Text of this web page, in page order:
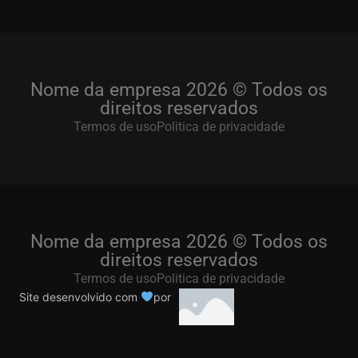
Nome da empresa 2026 © Todos os
direitos reservados
Termos de usoPolitica de privacidade
Nome da empresa 2026 © Todos os
direitos reservados
Termos de usoPolitica de privacidade
Site desenvolvido com por